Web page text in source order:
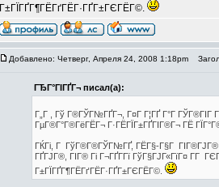
Г±ГЇГҐГ¶ГЁГґГЁГ·ГҐГ±ГЄГЁГ©.
Добавлено: Четверг, Апреля 24, 2008 1:18pm
ГЂГ°ГІГҐГ¬ писал(а):
Г„Г , Гў Г®ГЎГ№ГҐГ¬, Г¤Г Г¦ГҐ Г°Г ГЎГ®ГІГ
ГµГ®Г°Г®ГёГЁГ¬ Г·ГЁГЇГ±ГҐГІГ®Г¬ ГЁ
ГЌГі, Г ГўГ®Г®ГЎГ№ГҐ, ГЁГ§-Г§Г ГІГ®ГЈГ®,
ГҐГЈГ®, ГІГ® Гі Г¬ГҐГ­Гї ГўГ§ГЈГ«ГїГ¤ Г­Г
Г±ГЇГҐГ¶ГЁГґГЁГ·ГҐГ±ГЄГЁГ©.